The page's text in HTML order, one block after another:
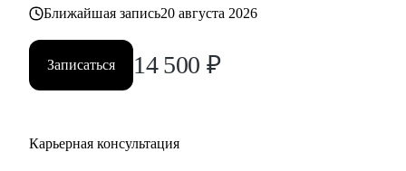
• часто меняли работу;
• захотели вернуться из фриланса, своего бизнеса в найм;
• хотите сменить профессию, но не знаете, как грамотно
построить поиск работы.
Ближайшая запись20 августа 2026
Записаться 14 500 ₽
Карьерная консультация